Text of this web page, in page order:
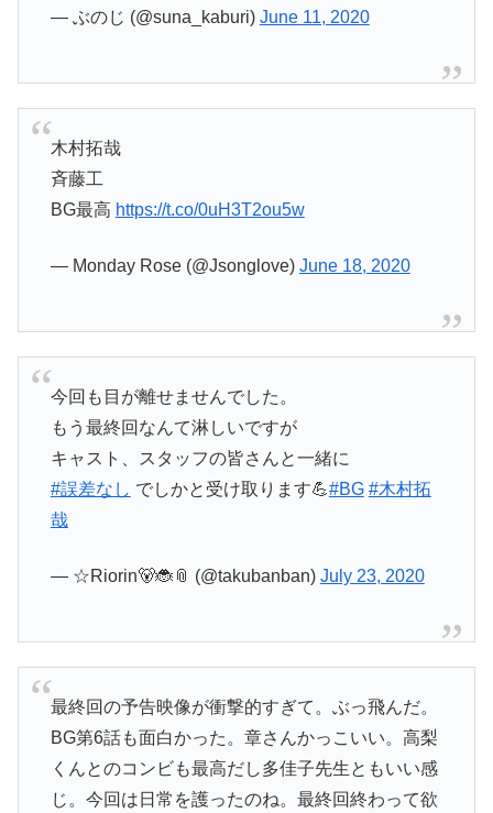
— ぶのじ (@suna_kaburi) June 11, 2020
木村拓哉
斉藤工
BG最高 https://t.co/0uH3T2ou5w
— Monday Rose (@Jsonglove) June 18, 2020
今回も目が離せませんでした。
もう最終回なんて淋しいですが
キャスト、スタッフの皆さんと一緒に
#誤差なし でしかと受け取ります💪#BG #木村拓
哉
— ☆Riorin🐻🐞📎 (@takubanban) July 23, 2020
最終回の予告映像が衝撃的すぎて。ぶっ飛んだ。
BG第6話も面白かった。章さんかっこいい。高梨
くんとのコンビも最高だし多佳子先生ともいい感
じ。今回は日常を護ったのね。最終回終わって欲